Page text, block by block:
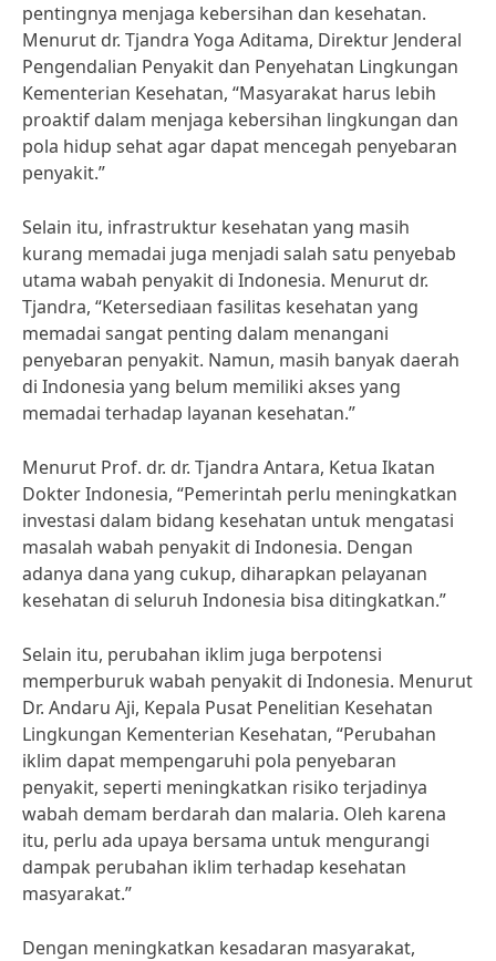
pentingnya menjaga kebersihan dan kesehatan.
Menurut dr. Tjandra Yoga Aditama, Direktur Jenderal
Pengendalian Penyakit dan Penyehatan Lingkungan
Kementerian Kesehatan, “Masyarakat harus lebih
proaktif dalam menjaga kebersihan lingkungan dan
pola hidup sehat agar dapat mencegah penyebaran
penyakit.”
Selain itu, infrastruktur kesehatan yang masih
kurang memadai juga menjadi salah satu penyebab
utama wabah penyakit di Indonesia. Menurut dr.
Tjandra, “Ketersediaan fasilitas kesehatan yang
memadai sangat penting dalam menangani
penyebaran penyakit. Namun, masih banyak daerah
di Indonesia yang belum memiliki akses yang
memadai terhadap layanan kesehatan.”
Menurut Prof. dr. dr. Tjandra Antara, Ketua Ikatan
Dokter Indonesia, “Pemerintah perlu meningkatkan
investasi dalam bidang kesehatan untuk mengatasi
masalah wabah penyakit di Indonesia. Dengan
adanya dana yang cukup, diharapkan pelayanan
kesehatan di seluruh Indonesia bisa ditingkatkan.”
Selain itu, perubahan iklim juga berpotensi
memperburuk wabah penyakit di Indonesia. Menurut
Dr. Andaru Aji, Kepala Pusat Penelitian Kesehatan
Lingkungan Kementerian Kesehatan, “Perubahan
iklim dapat mempengaruhi pola penyebaran
penyakit, seperti meningkatkan risiko terjadinya
wabah demam berdarah dan malaria. Oleh karena
itu, perlu ada upaya bersama untuk mengurangi
dampak perubahan iklim terhadap kesehatan
masyarakat.”
Dengan meningkatkan kesadaran masyarakat,